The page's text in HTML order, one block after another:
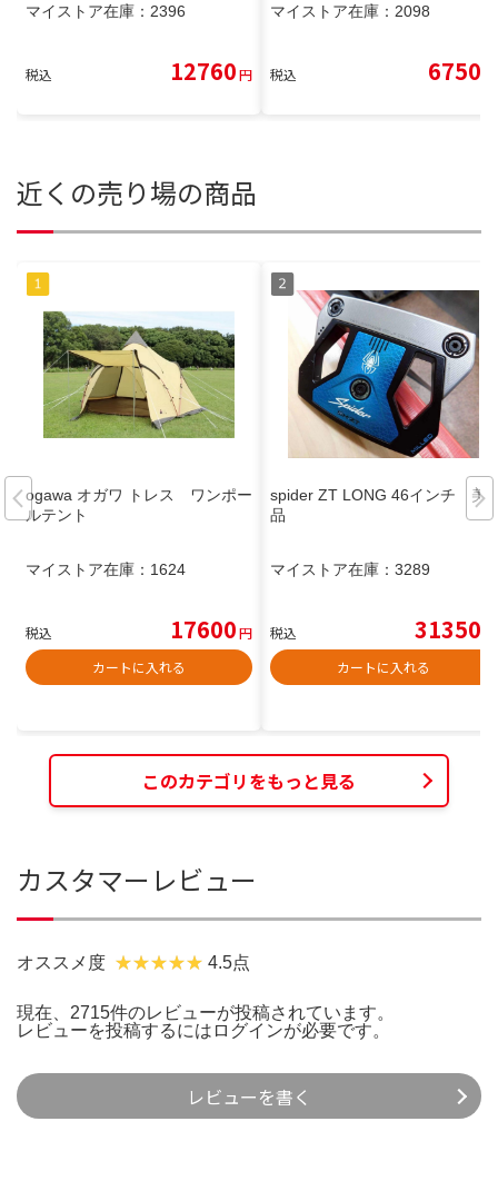
マイストア在庫： 2396
税込 12760円
マイストア在庫： 2098
税込 6750
近くの売り場の商品
ogawa オガワ トレス ワンポー
ルテント
マイストア在庫： 1624
税込 17600円
カートに入れる
spider ZT LONG 46インチ 美
品
マイストア在庫： 3289
税込 31350
カートに入れる
このカテゴリをもっと見る
カスタマーレビュー
オススメ度 4.5点
現在、2715件のレビューが投稿されています。
レビューを投稿するには ログインが必要です。
レビューを書く